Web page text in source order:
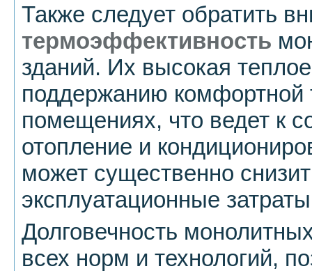
Также следует обратить
термоэффективность
зданий. Их высокая
поддержанию комфортной
помещениях, что ведет к
отопление и
может существенно
эксплуатационные
Долговечность
всех норм и технологий,